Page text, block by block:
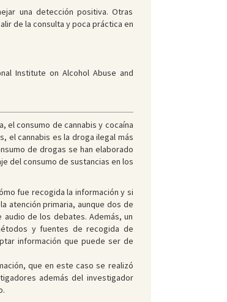
una detección positiva. Otras
de la consulta y poca práctica en
Institute on Alcohol Abuse and
el consumo de cannabis y cocaína
el cannabis es la droga ilegal más
de drogas se han elaborado
del consumo de sustancias en los
fue recogida la información y si
atención primaria, aunque dos de
de los debates. Además, un
y fuentes de recogida de
información que puede ser de
que en este caso se realizó
además del investigador